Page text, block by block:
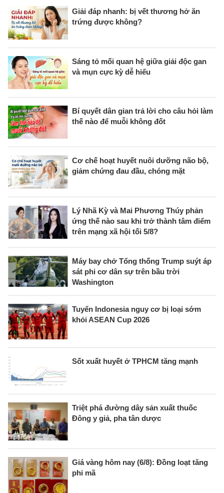
Giải đáp nhanh: bị vết thương hở ăn
trứng được không?
Sáng tỏ mối quan hệ giữa giải độc gan
và mụn cực kỳ dễ hiểu
Bí quyết dân gian trả lời cho câu hỏi làm
thế nào để muỗi không đốt
Cơ chế hoạt huyết nuôi dưỡng não bộ,
giảm chứng đau đầu, chóng mặt
Lý Nhã Kỳ và Mai Phương Thúy phản
ứng thế nào sau khi trở thành tâm điểm
trên mạng xã hội tối 5/8?
Máy bay chở Tổng thống Trump suýt áp
sát phi cơ dân sự trên bầu trời
Washington
Tuyển Indonesia nguy cơ bị loại sớm
khỏi ASEAN Cup 2026
Sốt xuất huyết ở TPHCM tăng mạnh
Triệt phá đường dây sản xuất thuốc
Đông y giả, pha tân dược
Giá vàng hôm nay (6/8): Đồng loạt tăng
phi mã